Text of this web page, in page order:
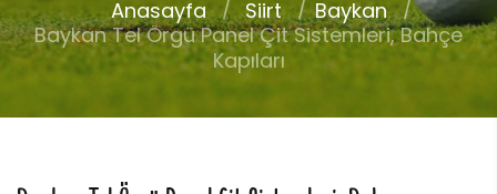
Anasayfa Siirt
Baykan
Baykan Tel Örgü Panel Çit Sistemleri, Bahçe
Kapıları